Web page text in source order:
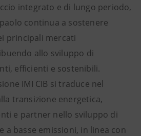
integrato e di lungo periodo,
continua a sostenere
principali mercati
allo sviluppo di
efficienti e sostenibili.
IMI CIB si traduce nel
transizione energetica,
e partner nello sviluppo di
a basse emissioni, in linea con